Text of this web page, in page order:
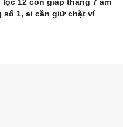
số 1, ai cần giữ chặt ví